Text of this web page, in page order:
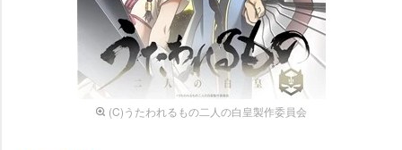
(C)うたわれるもの二人の白皇製作委員会